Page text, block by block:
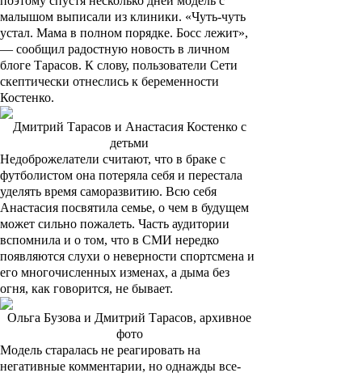
малышом выписали из клиники. «Чуть-чуть
устал. Мама в полном порядке. Босс лежит»,
— сообщил радостную новость в личном
блоге Тарасов. К слову, пользователи Сети
скептически отнеслись к беременности
Костенко.
Дмитрий Тарасов и Анастасия Костенко с
детьми
Недоброжелатели считают, что в браке с
футболистом она потеряла себя и перестала
уделять время саморазвитию. Всю себя
Анастасия посвятила семье, о чем в будущем
может сильно пожалеть. Часть аудитории
вспомнила и о том, что в СМИ нередко
появляются слухи о неверности спортсмена и
его многочисленных изменах, а дыма без
огня, как говорится, не бывает.
Ольга Бузова и Дмитрий Тарасов, архивное
фото
Модель старалась не реагировать на
негативные комментарии, но однажды все-